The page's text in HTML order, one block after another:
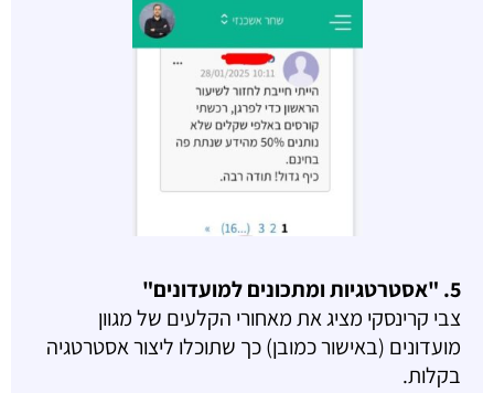
5. "אסטרטגיות ומתכונים למועדונים"
צבי קרינסקי מציג את מאחורי הקלעים של מגוון
מועדונים (באישור כמובן) כך שתוכלו ליצור אסטרטגיה
בקלות.